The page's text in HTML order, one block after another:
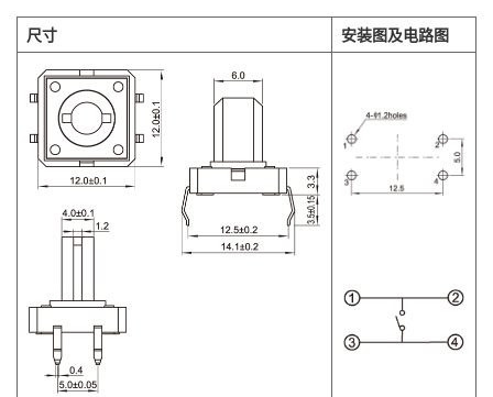
尺寸 安装图及电路图